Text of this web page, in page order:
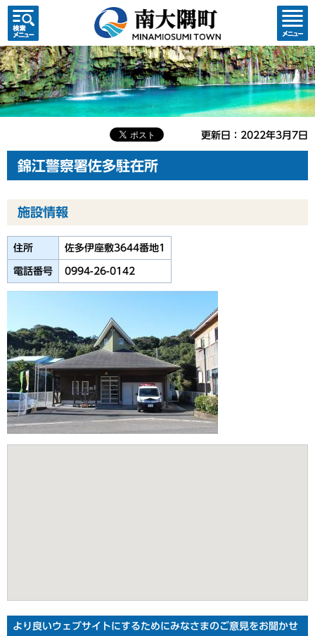
検索・
共通メ
ニュー
コンテ
ンツメ
ニュー
更新日：2022年3月7日
錦江警察署佐多駐在所
施設情報
住所 佐多伊座敷3644番地1
電話番号 0994-26-0142
より良いウェブサイトにするためにみなさまのご意見をお聞かせ